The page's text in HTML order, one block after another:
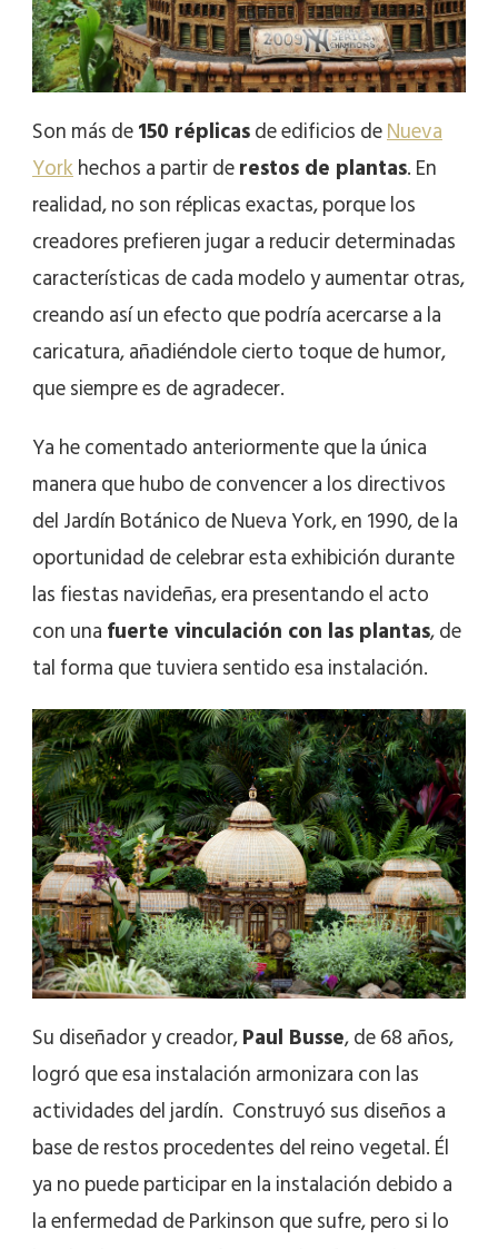
Son más de150 réplicasde edificios deNueva
Yorkhechos a partir derestos de plantas. En
realidad, no son réplicas exactas, porque los
creadores prefieren jugar a reducir determinadas
características de cada modelo y aumentar otras,
creando así un efecto que podría acercarse a la
caricatura, añadiéndole cierto toque de humor,
que siempre es de agradecer.
Ya he comentado anteriormente que la única
manera que hubo de convencer a los directivos
del Jardín Botánico de Nueva York, en 1990, de la
oportunidad de celebrar esta exhibición durante
las fiestas navideñas, era presentando el acto
con unafuerte vinculación con las plantas, de
tal forma que tuviera sentido esa instalación.
Su diseñador y creador,Paul Busse, de 68 años,
logró que esa instalación armonizara con las
actividades del jardín. Construyó sus diseños a
base de restos procedentes del reino vegetal. Él
ya no puede participar en la instalación debido a
la enfermedad de Parkinson que sufre, pero si lo